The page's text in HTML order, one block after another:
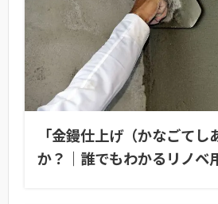
「金鏝仕上げ（かなごて
か？｜誰でもわかるリノベ